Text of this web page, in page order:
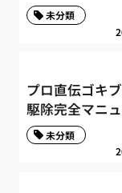
未分類
プロ直伝ゴキ
駆除完全マニ
未分類